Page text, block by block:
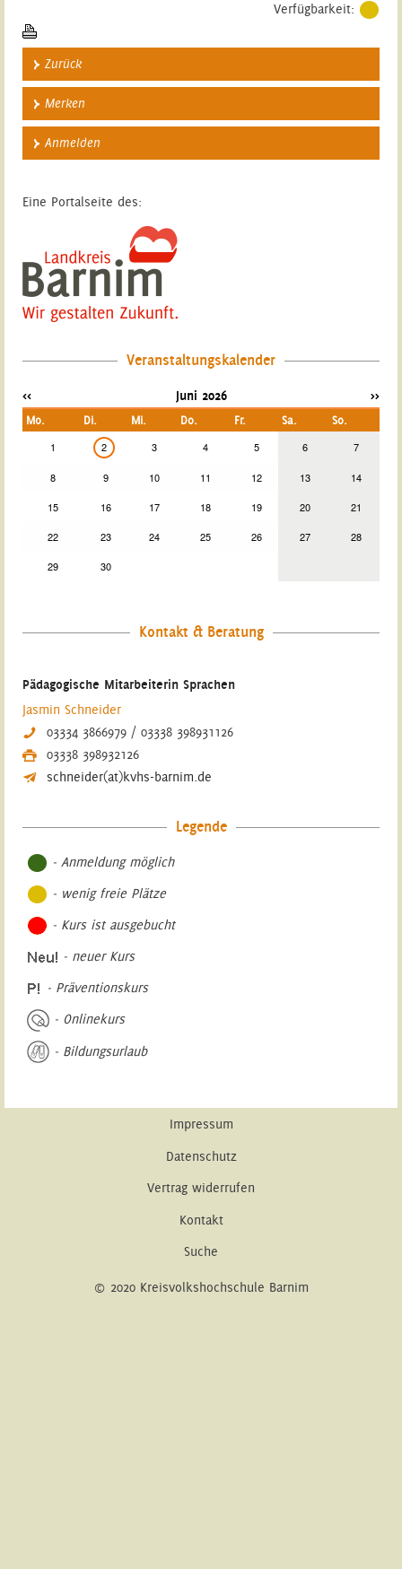
Verfügbarkeit:
Zurück
Merken
Anmelden
Eine Portalseite des:
Veranstaltungskalender
<< Juni 2026 >>
Mo. Di. Mi. Do. Fr. Sa. So.
1 2 3 4 5 6 7
8 9 10 11 12 13 14
15 16 17 18 19 20 21
22 23 24 25 26 27 28
29 30
Kontakt & Beratung
Pädagogische Mitarbeiterin Sprachen
Jasmin Schneider
03334 3866979 / 03338 398931126
03338 398932126
schneider(at)kvhs-barnim.de
Legende
- Anmeldung möglich
- wenig freie Plätze
- Kurs ist ausgebucht
- neuer Kurs
- Präventionskurs
- Onlinekurs
- Bildungsurlaub
Impressum
Datenschutz
Vertrag widerrufen
Kontakt
Suche
© 2020 Kreisvolkshochschule Barnim